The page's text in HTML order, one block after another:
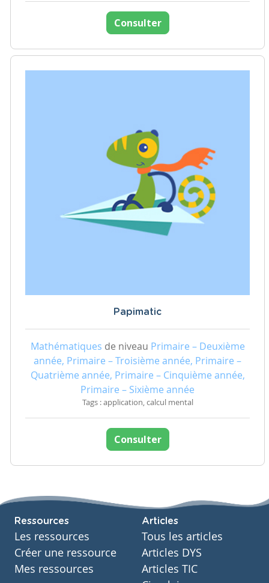
Consulter
Papimatic
Mathématiques de niveau Primaire – Deuxième
année, Primaire – Troisième année, Primaire –
Quatrième année, Primaire – Cinquième année,
Primaire – Sixième année
Tags : application, calcul mental
Consulter
Ressources
Les ressources
Créer une ressource
Mes ressources
Articles
Tous les articles
Articles DYS
Articles TIC